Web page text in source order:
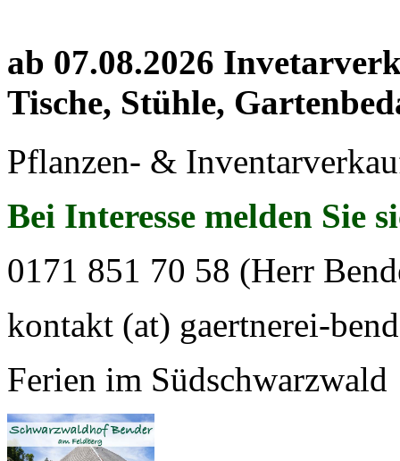
ab 07.08.2026
Tische, Stühle,
Pflanzen- &
Bei Interesse melden Sie
0171 851 70 58 (Herr
kontakt (at) gaertnerei-
Ferien im Südschwarzwald